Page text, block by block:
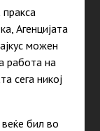
Агенцијата
можен
работа на
сега никој
бил во